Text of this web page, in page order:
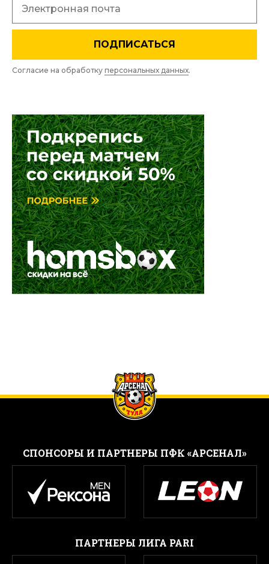
ПОДПИСАТЬСЯ
Согласие на обработку персональных данных.
CПОНСОРЫ И ПАРТНЕРЫ ПФК «АРСЕНАЛ»
ПАРТНЕРЫ ЛИГА PARI